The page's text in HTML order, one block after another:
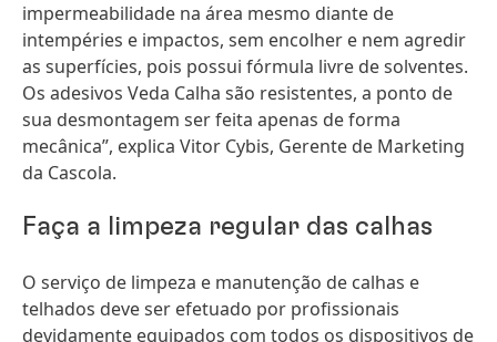
impermeabilidade na área mesmo diante de
intempéries e impactos, sem encolher e nem agredir
as superfícies, pois possui fórmula livre de solventes.
Os adesivos Veda Calha são resistentes, a ponto de
sua desmontagem ser feita apenas de forma
mecânica”, explica Vitor Cybis, Gerente de Marketing
da Cascola.
Faça a limpeza regular das calhas
O serviço de limpeza e manutenção de calhas e
telhados deve ser efetuado por profissionais
devidamente equipados com todos os dispositivos de